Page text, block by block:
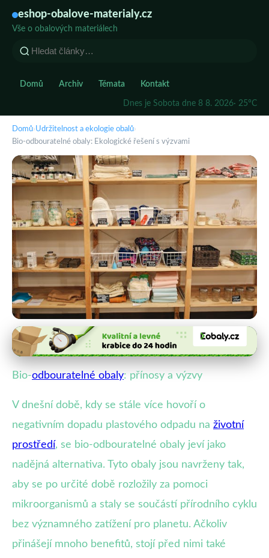
eshop-obalove-materialy.cz
Vše o obalových materiálech
Domů Archiv Témata Kontakt
Dnes je Sobota dne 8 8. 2026· 25°C
Domů›Udržitelnost a ekologie obalů›
Bio-odbouratelné obaly: Ekologické řešení s výzvami
Udržitelnost a ekologie obalů
Bio-odbouratelné obaly:
Bio-odbouratelné obaly: přínosy a výzvy
V dnešní době, kdy se stále více hovoří o
negativním dopadu plastového odpadu na životní
prostředí, se bio-odbouratelné obaly jeví jako
nadějná alternativa. Tyto obaly jsou navrženy tak,
aby se po určité době rozložily za pomoci
mikroorganismů a staly se součástí přírodního cyklu
bez významného zatížení pro planetu. Ačkoliv
přinášejí mnoho benefitů, stojí před nimi také